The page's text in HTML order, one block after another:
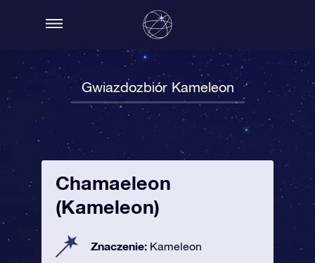
Gwiazdozbiór Kameleon
Chamaeleon
(Kameleon)
Znaczenie: Kameleon